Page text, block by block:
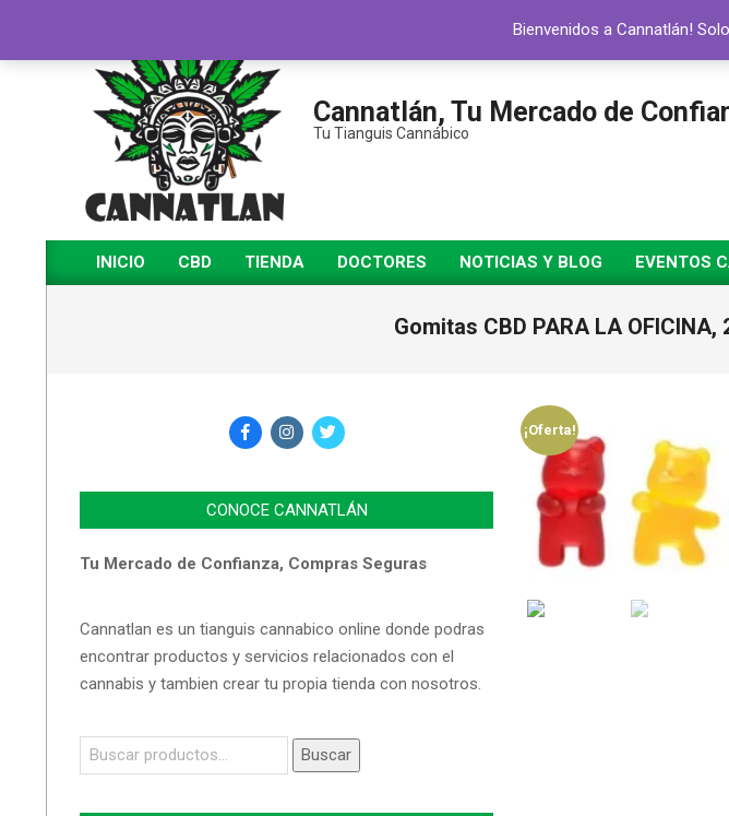
contenido
Cannatlán, Tu Mercado de
Tu Tianguis Cannábico
Menú
INICIO CBD TIENDA DOCTORES NOTICIAS Y BLOG EVENTOS
Gomitas CBD PARA LA
¡Oferta!
CONOCE CANNATLÁN
Tu Mercado de Confianza, Compras Seguras
Cannatlan es un tianguis cannabico online donde podras
encontrar productos y servicios relacionados con el
cannabis y tambien crear tu propia tienda con nosotros.
Buscar
por:
Buscar
Bienvenidos a Cannatlán!